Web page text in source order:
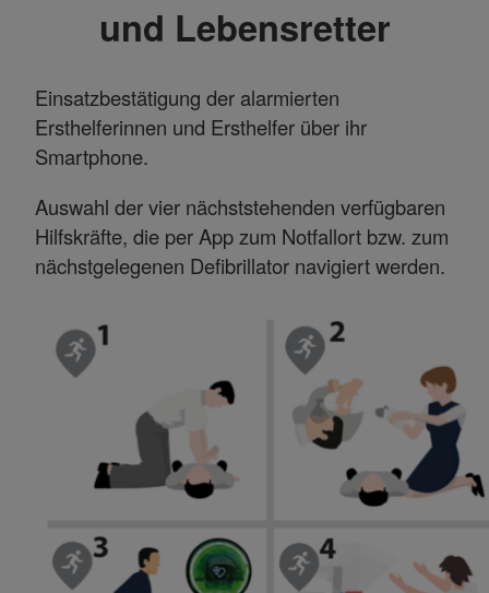
und Lebensretter
Einsatzbestätigung der alarmierten
Ersthelferinnen und Ersthelfer über ihr
Smartphone.
Auswahl der vier nächststehenden verfügbaren
Hilfskräfte, die per App zum Notfallort bzw. zum
nächstgelegenen Defibrillator navigiert werden.